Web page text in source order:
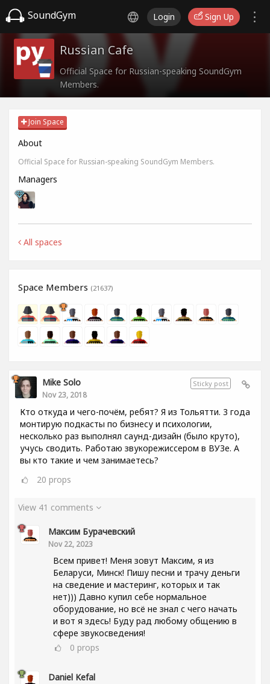
SoundGym Login Sign Up
Russian Cafe
Official Space for Russian-speaking SoundGym
Members.
Join Space
About
Official Space for Russian-speaking SoundGym Members.
Managers
All spaces
Space Members (21637)
Sticky post
Mike Solo
Nov 23, 2018
Кто откуда и чего-почём, ребят? Я из Тольятти. 3 года
монтирую подкасты по бизнесу и психологии,
несколько раз выполнял саунд-дизайн (было круто),
учусь сводить. Работаю звукорежиссером в ВУЗе. А
вы кто такие и чем занимаетесь?
20 props
View 41 comments
Максим Бурачевский
Nov 22, 2023
Всем привет! Меня зовут Максим, я из
Беларуси, Минск! Пишу песни и трачу деньги
на сведение и мастеринг, которых и так
нет))) Давно купил себе нормальное
оборудование, но всё не знал с чего начать
и вот я здесь! Буду рад любому общению в
сфере звукосведения!
0 props
Daniel Kefal